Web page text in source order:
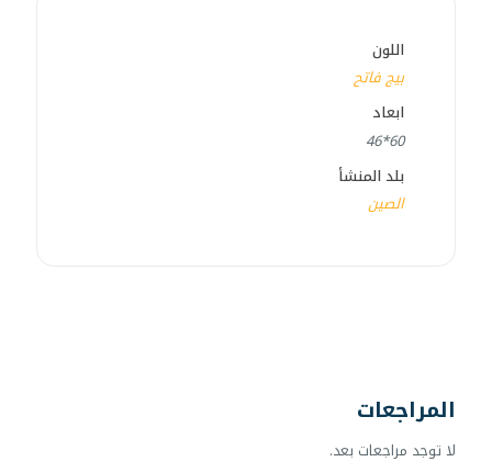
اللون
بيج فاتح
ابعاد
60*46
بلد المنشأ
الصين
المراجعات
لا توجد مراجعات بعد.